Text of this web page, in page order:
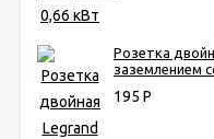
Розетка
заземлением
195 Р